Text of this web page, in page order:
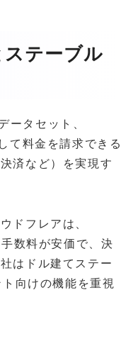
テーブル
ータセット、
て料金を請求できる
済など）を実現す
ドフレアは、
数料が安価で、決
はドル建てステー
向けの機能を重視